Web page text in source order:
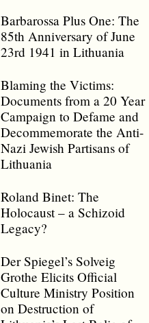
Barbarossa Plus One: The
85th Anniversary of June
23rd 1941 in Lithuania
Blaming the Victims:
Documents from a 20 Year
Campaign to Defame and
Decommemorate the Anti-
Nazi Jewish Partisans of
Lithuania
Roland Binet: The
Holocaust – a Schizoid
Legacy?
Der Spiegel’s Solveig
Grothe Elicits Official
Culture Ministry Position
on Destruction of